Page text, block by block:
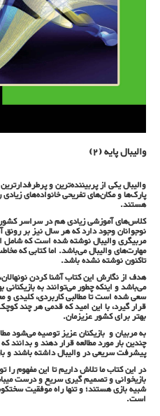
والیبال پایه (2) قیمت : 300000 ریال
والیبال یکی از پربیننده‌ترین و
پارک‌ها و مکان‌های تفریحی خانواده‌های
هستند.
کلاس‌های آموزشی زیادی هم در سراسر کشور
نوجوانان وجود دارد که هر سال نیز بر رونق
مربیگری والیبال نوشته شده است که
مهارت‌های والیبال می‌باشد. اما کتابی که
تاکنون نوشته نشده باشد.
هدف از نگارش این کتاب آشنا کردن
می‌باشد و اینکه چطور می‌توانند به
سعی شده است تا مطالبی کاربردی، کلیدی و
قرار گیرد، با این امید که قدمی هر چند
بهتر برای کشور عزیزمان.
به مربیان و بازیکنان عزیز توصیه می‌شود
چندین بار مورد مطالعه قرار دهند و بدانند
پیشرفت سریعی در والیبال داشته باشند و
در این کتاب ما تلاش داریم تا این مفهوم
بازیخوانی و تصمیم گیری سریع و درست
شبیه بازی هستند؛ و تنها راه موفقیت
است.